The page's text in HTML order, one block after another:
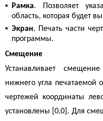
▪ Рамка. Позволяет
область, которая будет
▪ Экран. Печать части
программы.
Смещение
Устанавливает
нижнего угла
чертежей координаты
установлены [0,0]. Для